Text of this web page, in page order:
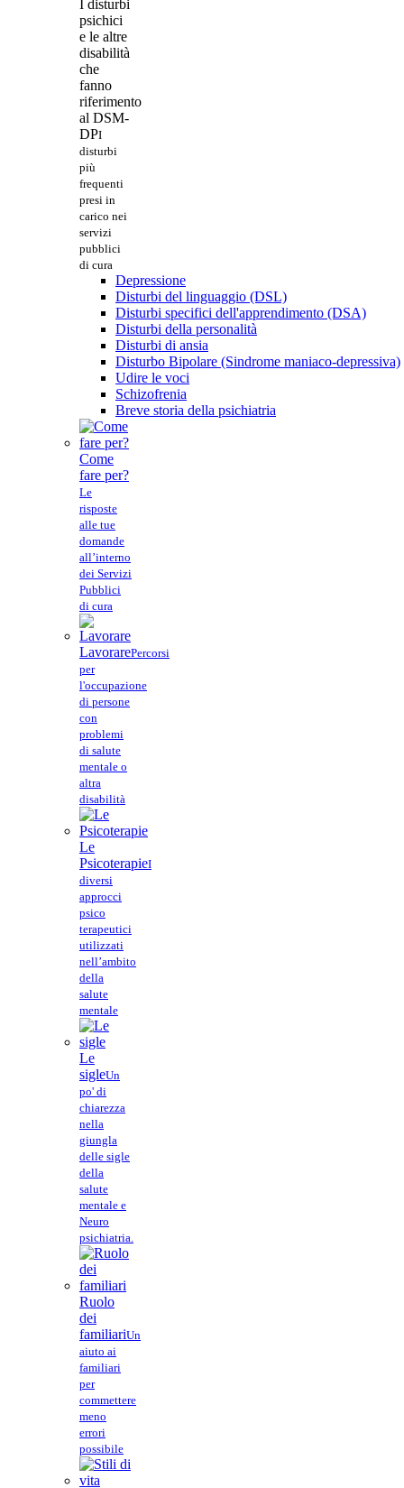
I disturbi
psichici
e le altre
disabilità
che
fanno
riferimento
al DSM-
DPI
disturbi
più
frequenti
presi in
carico nei
servizi
pubblici
di cura
Depressione
Disturbi del linguaggio (DSL)
Disturbi specifici dell'apprendimento (DSA)
Disturbi della personalità
Disturbi di ansia
Disturbo Bipolare (Sindrome maniaco-depressiva)
Udire le voci
Schizofrenia
Breve storia della psichiatria
Come
fare per?
Le
risposte
alle tue
domande
all’interno
dei Servizi
Pubblici
di cura
LavorarePercorsi
per
l'occupazione
di persone
con
problemi
di salute
mentale o
altra
disabilità
Le
PsicoterapieI
diversi
approcci
psico
terapeutici
utilizzati
nell’ambito
della
salute
mentale
Le
sigleUn
po' di
chiarezza
nella
giungla
delle sigle
della
salute
mentale e
Neuro
psichiatria.
Ruolo
dei
familiariUn
aiuto ai
familiari
per
commettere
meno
errori
possibile